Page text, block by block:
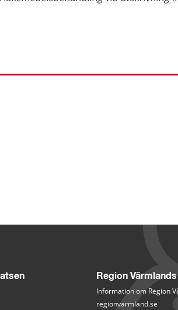
Region
Information om Region
regionvarmland.se